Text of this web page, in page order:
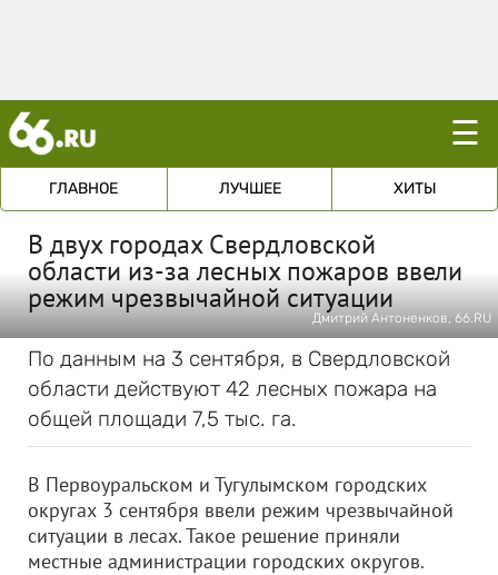
☰
ГЛАВНОЕ ЛУЧШЕЕ ХИТЫ
В двух городах Свердловской
области из-за лесных пожаров ввели
режим чрезвычайной ситуации
Дмитрий Антоненков, 66.RU
По данным на 3 сентября, в Свердловской
области действуют 42 лесных пожара на
общей площади 7,5 тыс. га.
В Первоуральском и Тугулымском городских
округах 3 сентября ввели режим чрезвычайной
ситуации в лесах. Такое решение приняли
местные администрации городских округов.